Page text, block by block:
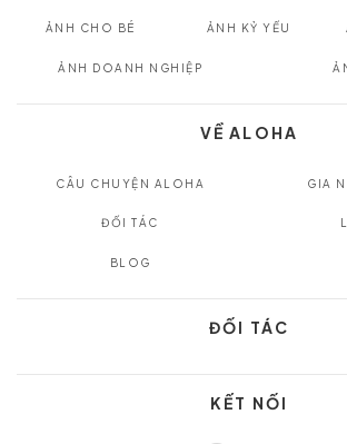
ẢNH CHO BÉ ẢNH KỶ YẾU
ẢNH DOANH NGHIỆP
VỀ ALOHA
CÂU CHUYỆN ALOHA GIA
ĐỐI TÁC
BLOG
ĐỐI TÁC
KẾT NỐI